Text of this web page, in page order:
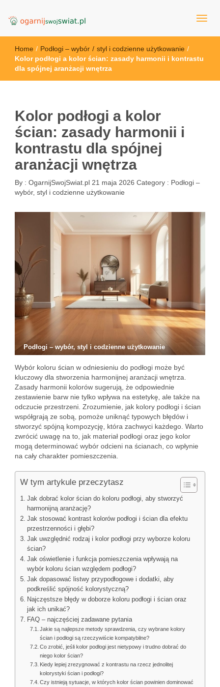
OgarnijSwojSwiat.pl
Home / Podłogi – wybór / styl i codzienne użytkowanie /
Kolor podłogi a kolor ścian: zasady harmonii i kontrastu
dla spójnej aranżacji wnętrza
Kolor podłogi a kolor
ścian: zasady harmonii i
kontrastu dla spójnej
aranżacji wnętrza
By : OgarnijSwojSwiat.pl 21 maja 2026 Category : Podłogi –
wybór, styl i codzienne użytkowanie
Podłogi – wybór, styl i codzienne użytkowanie
Wybór koloru ścian w odniesieniu do podłogi może być
kluczowy dla stworzenia harmonijnej aranżacji wnętrza.
Zasady harmonii kolorów sugerują, że odpowiednie
zestawienie barw nie tylko wpływa na estetykę, ale także na
odczucie przestrzeni. Zrozumienie, jak kolory podłogi i ścian
współgrają ze sobą, pomoże uniknąć typowych błędów i
stworzyć spójną kompozycję, która zachwyci każdego. Warto
zwrócić uwagę na to, jak materiał podłogi oraz jego kolor
mogą determinować wybór odcieni na ścianach, co wpłynie
na cały charakter pomieszczenia.
W tym artykule przeczytasz
Jak dobrać kolor ścian do koloru podłogi, aby stworzyć
harmonijną aranżację?
Jak stosować kontrast kolorów podłogi i ścian dla efektu
przestrzenności i głębi?
Jak uwzględnić rodzaj i kolor podłogi przy wyborze koloru
ścian?
Jak oświetlenie i funkcja pomieszczenia wpływają na
wybór koloru ścian względem podłogi?
Jak dopasować listwy przypodłogowe i dodatki, aby
podkreślić spójność kolorystyczną?
Najczęstsze błędy w doborze koloru podłogi i ścian oraz
jak ich unikać?
FAQ – najczęściej zadawane pytania
Jakie są najlepsze metody sprawdzenia, czy wybrane kolory
ścian i podłogi są rzeczywiście kompatybilne?
Co zrobić, jeśli kolor podłogi jest nietypowy i trudno dobrać do
niego kolor ścian?
Kiedy lepiej zrezygnować z kontrastu na rzecz jednolitej
kolorystyki ścian i podłogi?
Czy istnieją sytuacje, w których kolor ścian powinien dominować